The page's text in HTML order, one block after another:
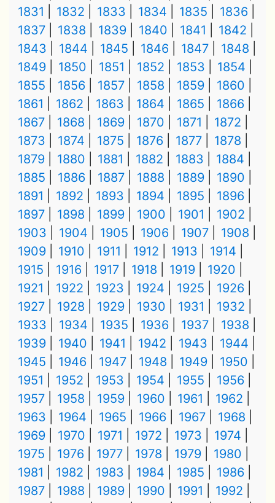
1831
1832 1833 1834 1835
1836
1837
1838 1839 1840 1841
1842
1843
1844 1845 1846 1847
1848
1849
1850 1851 1852 1853
1854
1855
1856 1857 1858 1859
1860
1861
1862 1863 1864 1865
1866
1867
1868 1869 1870 1871
1872
1873
1874 1875 1876 1877
1878
1879
1880 1881 1882 1883
1884
1885
1886 1887 1888 1889
1890
1891
1892 1893 1894 1895
1896
1897
1898 1899 1900 1901
1902
1903
1904 1905 1906 1907
1908
1909
1910 1911 1912 1913
1914
1915
1916 1917 1918 1919
1920
1921
1922 1923 1924 1925
1926
1927
1928 1929 1930 1931
1932
1933
1934 1935 1936 1937
1938
1939
1940 1941 1942 1943
1944
1945
1946 1947 1948 1949
1950
1951
1952 1953 1954 1955
1956
1957
1958 1959 1960 1961
1962
1963
1964 1965 1966 1967
1968
1969
1970 1971 1972 1973
1974
1975
1976 1977 1978 1979
1980
1981
1982 1983 1984 1985
1986
1987
1988 1989 1990 1991
1992